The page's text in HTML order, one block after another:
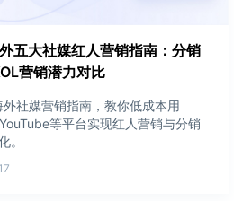
五大社媒红人营销指南：分销
营销潜力对比
社媒营销指南，教你低成本用
等平台实现红人营销与分销
。